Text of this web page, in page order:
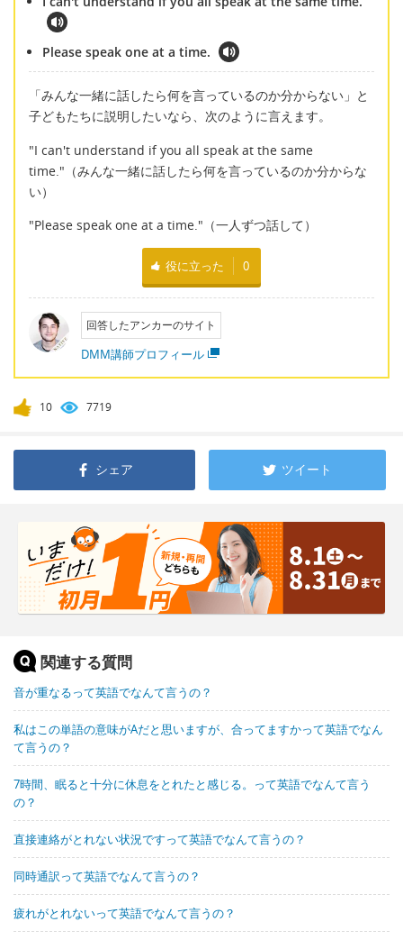
Please speak one at a time.
「みんな一緒に話したら何を言っているのか分からない」と
子どもたちに説明したいなら、次のように言えます。
"I can't understand if you all speak at the same
time."（みんな一緒に話したら何を言っているのか分からな
い）
"Please speak one at a time."（一人ずつ話して）
役に立った 0
回答したアンカーのサイト
DMM講師プロフィール
10 7719
シェア ツイート
関連する質問
音が重なるって英語でなんて言うの？
私はこの単語の意味がAだと思いますが、合ってますかって英語でなん
て言うの？
7時間、眠ると十分に休息をとれたと感じる。って英語でなんて言う
の？
直接連絡がとれない状況ですって英語でなんて言うの？
同時通訳って英語でなんて言うの？
疲れがとれないって英語でなんて言うの？